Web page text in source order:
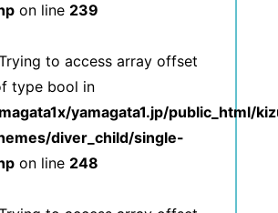
on line 239
to access array offset
type bool in
yamagata1.jp/public_html/
diver_child/single-
on line 248